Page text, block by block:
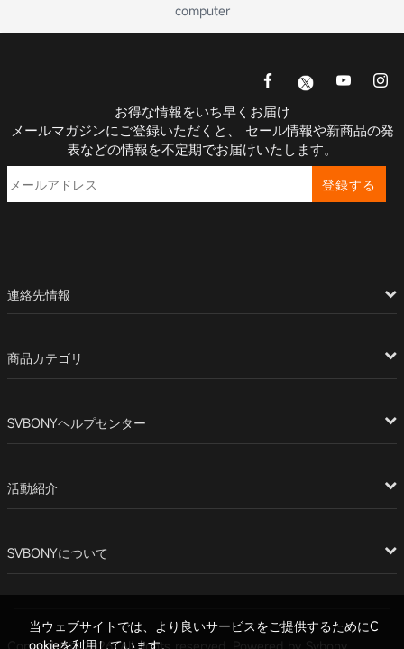
computer
お得な情報をいち早くお届け
メールマガジンにご登録いただくと、 セール情報や新商品の発
表などの情報を不定期でお届けいたします。
登録する
連絡先情報
商品カテゴリ
SVBONYヘルプセンター
活動紹介
SVBONYについて
当ウェブサイトでは、より良いサービスをご提供するためにC
ookieを利用しています。